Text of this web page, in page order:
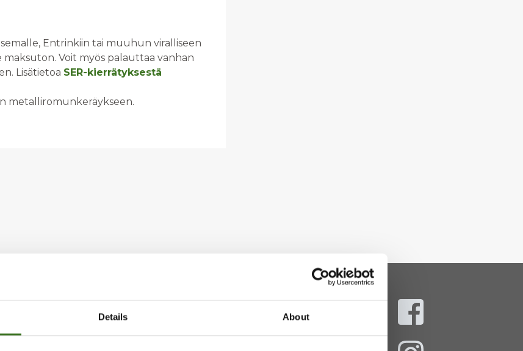
Details About
Entrinkiin tai muuhun viralliseen
Voit myös palauttaa vanhan
Lisätietoa SER-kierrätyksestä
metalliromunkeräykseen.
Majasaaren jätekeskus
Mustantie 500, 87900 Kajaani